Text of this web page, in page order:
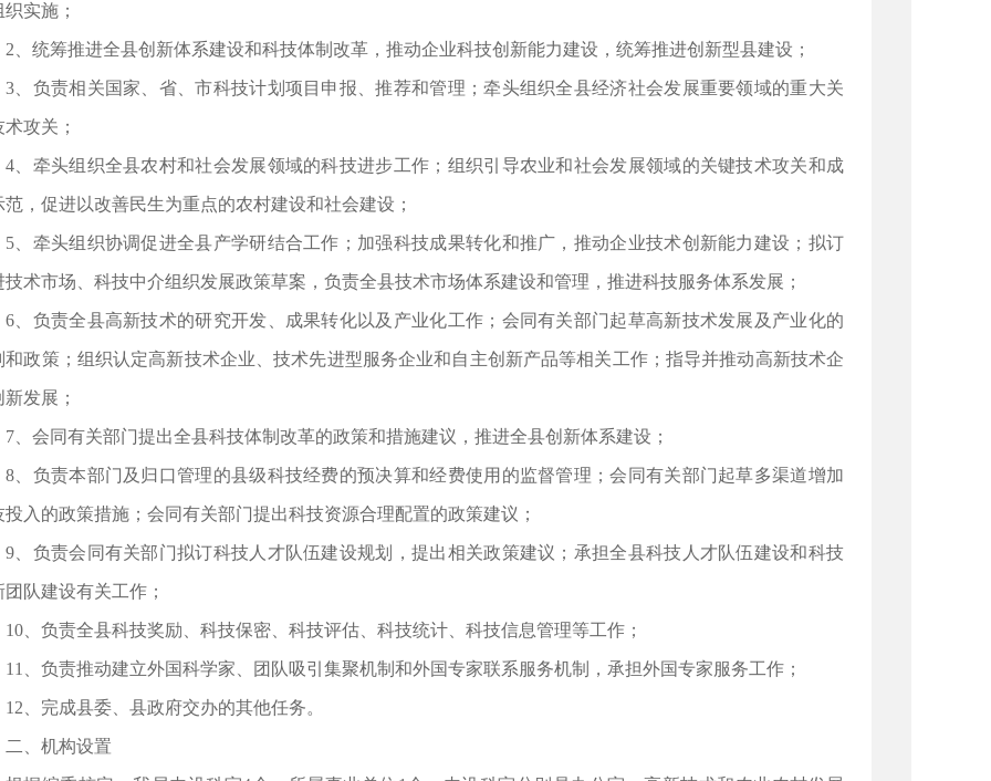
实施；
2、统筹推进全县创新体系建设和科技体制改革，推动企业科技创新能力建设，统筹推进创新型县建设；
3、负责相关国家、省、市科技计划项目申报、推荐和管理；牵头组织全县经济社会发展重要领域的重大关
攻关；
4、牵头组织全县农村和社会发展领域的科技进步工作；组织引导农业和社会发展领域的关键技术攻关和成
范，促进以改善民生为重点的农村建设和社会建设；
5、牵头组织协调促进全县产学研结合工作；加强科技成果转化和推广，推动企业技术创新能力建设；拟订
技术市场、科技中介组织发展政策草案，负责全县技术市场体系建设和管理，推进科技服务体系发展；
6、负责全县高新技术的研究开发、成果转化以及产业化工作；会同有关部门起草高新技术发展及产业化的
和政策；组织认定高新技术企业、技术先进型服务企业和自主创新产品等相关工作；指导并推动高新技术企
发展；
7、会同有关部门提出全县科技体制改革的政策和措施建议，推进全县创新体系建设；
8、负责本部门及归口管理的县级科技经费的预决算和经费使用的监督管理；会同有关部门起草多渠道增加
投入的政策措施；会同有关部门提出科技资源合理配置的政策建议；
9、负责会同有关部门拟订科技人才队伍建设规划，提出相关政策建议；承担全县科技人才队伍建设和科技
团队建设有关工作；
10、负责全县科技奖励、科技保密、科技评估、科技统计、科技信息管理等工作；
11、负责推动建立外国科学家、团队吸引集聚机制和外国专家联系服务机制，承担外国专家服务工作；
12、完成县委、县政府交办的其他任务。
二、机构设置